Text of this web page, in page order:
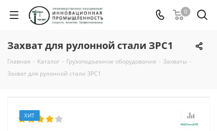
0
Захват для рулонной стали ЗРС1
Главная - Каталог - Грузоподъемное оборудование - Захваты -
Захват для рулонной стали ЗРС1
ХИТ